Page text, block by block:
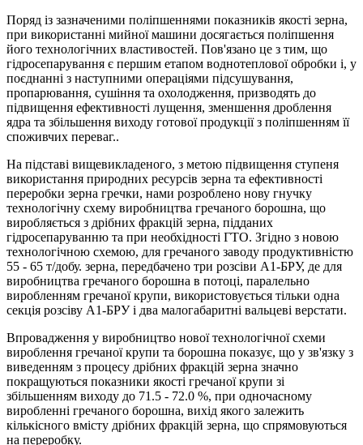
Поряд із зазначеними поліпшеннями показників якості зерна,
при використанні мийної машини досягається поліпшення
його технологічних властивостей. Пов'язано це з тим, що
гідросепарування є першим етапом воднотеплової обробки і, у
поєднанні з наступними операціями підсушування,
пропарювання, сушіння та охолодження, призводять до
підвищення ефективності лущення, зменшення дроблення
ядра та збільшення виходу готової продукції з поліпшенням її
споживчих переваг..
На підставі вищевикладеного, з метою підвищення ступеня
використання природних ресурсів зерна та ефективності
переробки зерна гречки, нами розроблено нову гнучку
технологічну схему виробництва гречаного борошна, що
виробляється з дрібних фракцій зерна, підданих
гідросепаруванню та при необхідності ГТО. Згідно з новою
технологічною схемою, для гречаного заводу продуктивністю
55 - 65 т/добу. зерна, передбачено три розсіви А1-БРУ, де для
виробництва гречаного борошна в потоці, паралельно
виробленням гречаної крупи, використовується тільки одна
секція розсіву А1-БРУ і два малогабаритні вальцеві верстати.
Впровадження у виробництво нової технологічної схеми
вироблення гречаної крупи та борошна показує, що у зв'язку з
виведенням з процесу дрібних фракцій зерна значно
покращуються показники якості гречаної крупи зі
збільшенням виходу до 71.5 - 72.0 %, при одночасному
виробленні гречаного борошна, вихід якого залежить
кількісного вмісту дрібних фракцій зерна, що спрямовуються
на переробку.